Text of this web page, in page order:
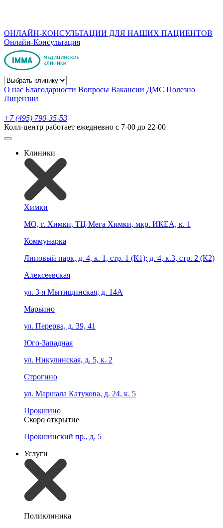
ОНЛАЙН-КОНСУЛЬТАЦИИ ДЛЯ НАШИХ ПАЦИЕНТОВ
Онлайн-Консультация
О нас Благодарности Вопросы Вакансии ДМС Полезно
Лицензии
+7 (495) 790-35-53
Колл-центр работает ежедневно с 7-00 до 22-00
Клиники
Химки
МО, г. Химки, ТЦ Мега Химки, мкр. ИКЕА, к. 1
Коммунарка
Липовый парк, д. 4, к. 1, стр. 1 (К1); д. 4, к.3, стр. 2 (К2)
Алексеевская
ул. 3-я Мытищинская, д. 14А
Марьино
ул. Перерва, д. 39, 41
Юго-Западная
ул. Никулинская, д. 5, к. 2
Строгино
ул. Маршала Катукова, д. 24, к. 5
Прокшино
Скоро открытие
Прокшинский пр., д. 5
Услуги
Поликлиника